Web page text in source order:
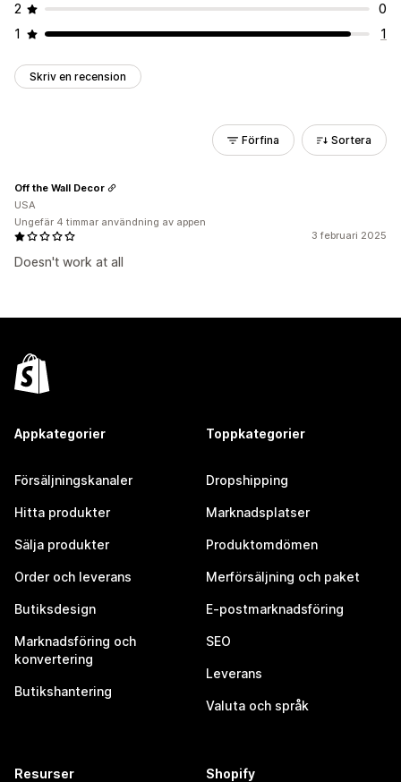
2
0
1
1
Skriv en recension
Förfina Sortera
3 februari 2025
Doesn't work at all
Off the Wall Decor
USA
Ungefär 4 timmar användning av appen
Appkategorier
Försäljningskanaler
Hitta produkter
Sälja produkter
Order och leverans
Butiksdesign
Marknadsföring och
konvertering
Butikshantering
Toppkategorier
Dropshipping
Marknadsplatser
Produktomdömen
Merförsäljning och paket
E-postmarknadsföring
SEO
Leverans
Valuta och språk
Resurser Shopify